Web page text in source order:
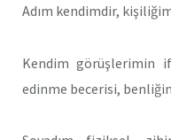
Adım kendimdir,
Kendim görüşlerimin
edinme becerisi,